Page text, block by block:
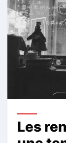
Les